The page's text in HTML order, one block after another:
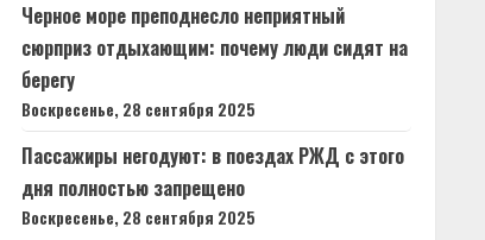
Черное море преподнесло неприятный
сюрприз отдыхающим: почему люди сидят на
берегу
Воскресенье, 28 сентября 2025
Пассажиры негодуют: в поездах РЖД с этого
дня полностью запрещено
Воскресенье, 28 сентября 2025